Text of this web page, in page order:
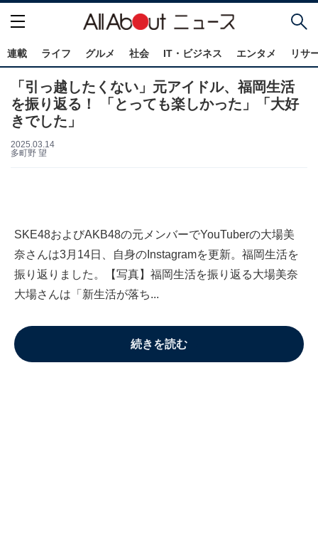
連載 ライフ グルメ 社会 IT・ビジネス エンタメ リサ
「引っ越したくない」元アイドル、福岡生活
を振り返る！ 「とっても楽しかった」「大好
きでした」
2025.03.14
多町野 望
SKE48およびAKB48の元メンバーでYouTuberの大場美
奈さんは3月14日、自身のInstagramを更新。福岡生活を
振り返りました。【写真】福岡生活を振り返る大場美奈
大場さんは「新生活が落ち...
続きを読む